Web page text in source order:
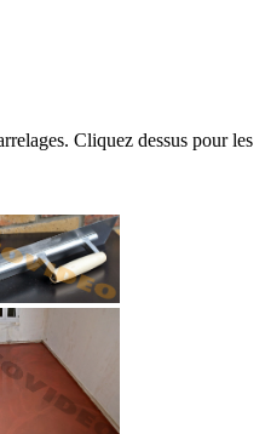
Cliquez dessus pour les